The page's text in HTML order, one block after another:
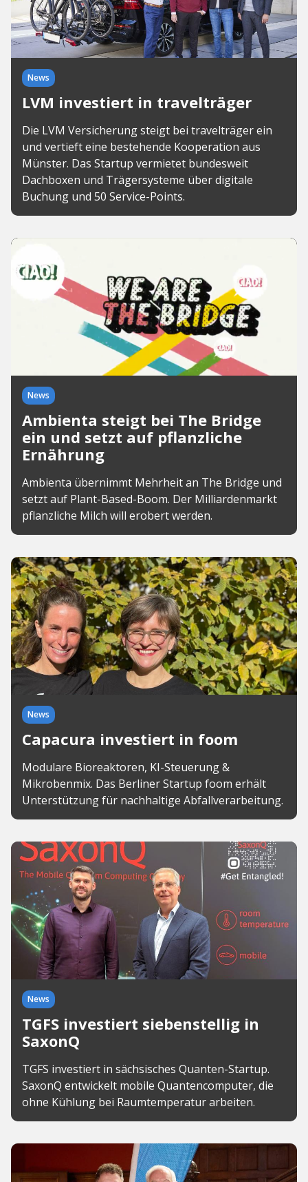
News
LVM investiert in travelträger
Die LVM Versicherung steigt bei travelträger ein
und vertieft eine bestehende Kooperation aus
Münster. Das Startup vermietet bundesweit
Dachboxen und Trägersysteme über digitale
Buchung und 50 Service-Points.
News
Ambienta steigt bei The Bridge
ein und setzt auf pflanzliche
Ernährung
Ambienta übernimmt Mehrheit an The Bridge und
setzt auf Plant-Based-Boom. Der Milliardenmarkt
pflanzliche Milch will erobert werden.
News
Capacura investiert in foom
Modulare Bioreaktoren, KI-Steuerung &
Mikrobenmix. Das Berliner Startup foom erhält
Unterstützung für nachhaltige Abfallverarbeitung.
News
TGFS investiert siebenstellig in
SaxonQ
TGFS investiert in sächsisches Quanten-Startup.
SaxonQ entwickelt mobile Quantencomputer, die
ohne Kühlung bei Raumtemperatur arbeiten.